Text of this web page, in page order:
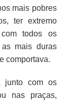
mais pobres
ter extremo
todos os
mais duras
comportava.
junto com os
nas praças,